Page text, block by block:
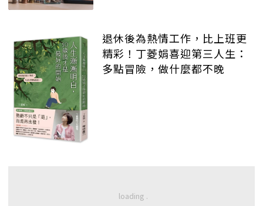
退休後為熱情工作，比上班更
精彩！丁菱娟喜迎第三人生：
多點冒險，做什麼都不晚